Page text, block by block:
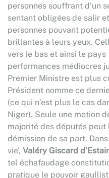
personnes souffrant d’un
sentant obligées de salir
personnes pouvant
brillantes à leurs yeux.
vers le bas et ainsi le
performances médiocres
Premier Ministre est plus
Président nomme ce
(ce qui n’est plus le cas
Niger). Seule une motion
majorité des députés peut
démission de sa part.
vie’, Valéry Giscard
tel échafaudage
pratique le pouvoir